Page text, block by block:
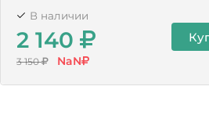
В наличии
2 140
3 150 NaN